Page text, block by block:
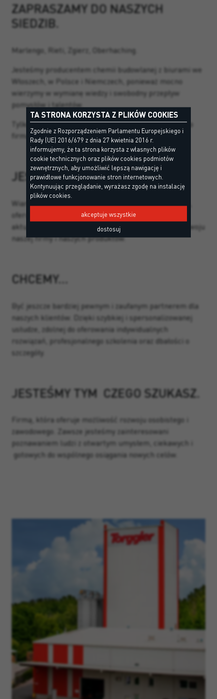
ZAPRASZAMY DO NASZYCH
SIEDZIB.
Marlengo, Rieti, Zgierz, Oberhaching.
Jesteśmy producentem chemii budowlanej z biurami we
Włoszech, w Polsce i Niemczech, ponieważ mocno
wierzymy w wymianę wiedzy i swobodny przepływ
pomysłów i talentów.
Tylko dzięki temu możemy naprawdę rozwijać się jako
firma i ludzie.
JESTEŚMY…
Wiarygodnym partnerem, z ambicją ciągłego rozwoju,
oferującym rynkowe rozwiązania dostosowane do
aktualnych potrzeb. Zawsze z myślą o przyszłym rozwoju
naszej firmy i naszych produktów.
CHCEMY…
Być jeszcze bardziej pewnym i zaufanym partnerem dla
naszych klientów. Dzięki szybkiej i spersonalizowanej
usłudze, zdolnej do oferowania indywidualnych
rozwiązań, profesjonalnego szkolenia oraz dbałości o
szczegóły.
JESTEŚMY TYM CZEGO SZUKASZ.
Firmą, która oferuje możliwość rozwoju osobistego i
zawodowego. Zawsze jesteśmy zainteresowani
poznawaniem ludzi z otwartym umysłem, ciekawych i
gotowych do wspólnego osiągania nowych celów.
TA STRONA KORZYSTA Z PLIKÓW COOKIES
Zgodnie z Rozporządzeniem Parlamentu Europejskiego i
Rady (UE) 2016/679 z dnia 27 kwietnia 2016 r.
informujemy, że ta strona korzysta z własnych plików
cookie technicznych oraz plików cookies podmiotów
zewnętrznych, aby umożliwić lepszą nawigację i
prawidłowe funkcjonowanie stron internetowych.
Kontynuując przeglądanie, wyrażasz zgodę na instalację
plików cookies.
akceptuje wszystkie
dostosuj